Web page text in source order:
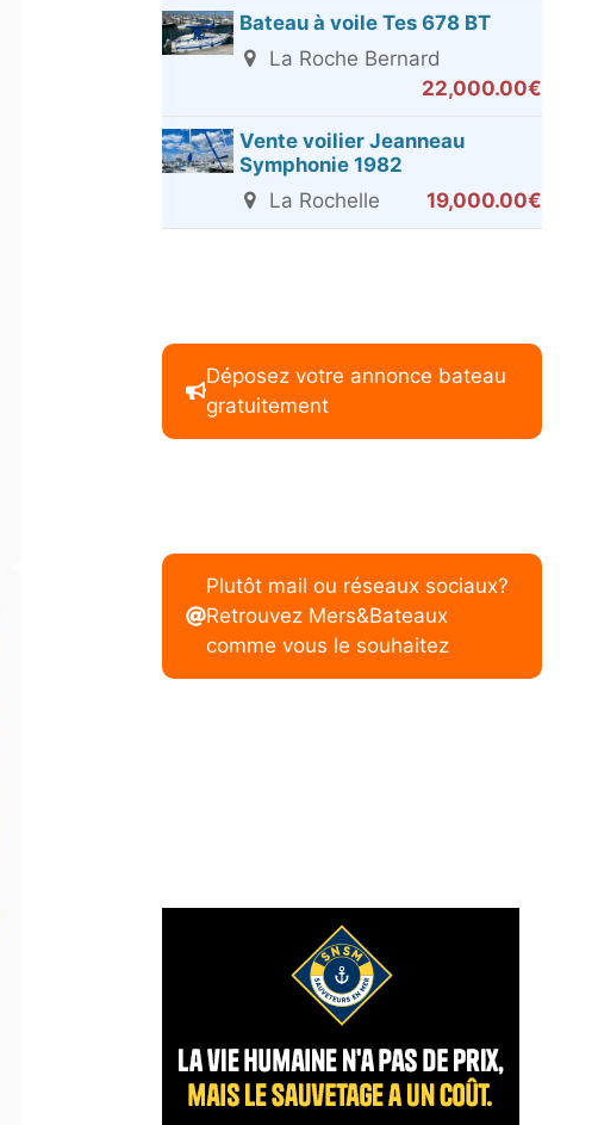
Bateau à voile Tes 678 BT
La Roche Bernard
22,000.00€
Vente voilier Jeanneau
Symphonie 1982
La Rochelle
19,000.00€
Déposez votre annonce bateau
gratuitement
Plutôt mail ou réseaux sociaux?
Retrouvez Mers&Bateaux
comme vous le souhaitez